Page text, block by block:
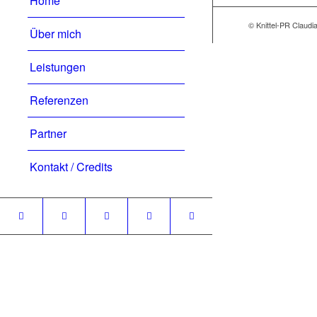
Über mich
Leistungen
Referenzen
Partner
Kontakt / Credits
© Knittel-PR